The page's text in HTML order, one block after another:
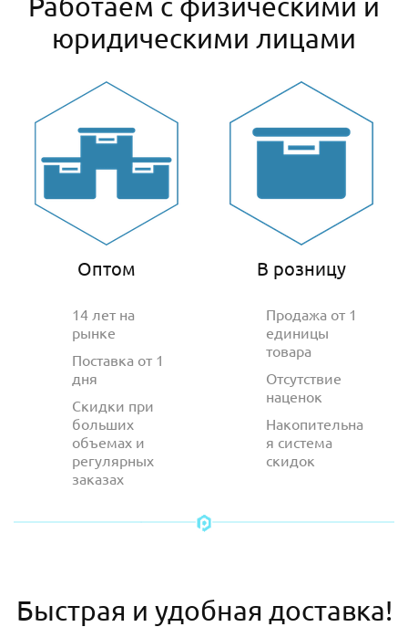
юридическими лицами
Оптом
14 лет на
рынке
Поставка от 1
дня
Скидки при
больших
объемах и
регулярных
заказах
В розницу
Продажа от 1
единицы
товара
Отсутствие
наценок
Накопительна
я система
скидок
Быстрая и удобная доставка!